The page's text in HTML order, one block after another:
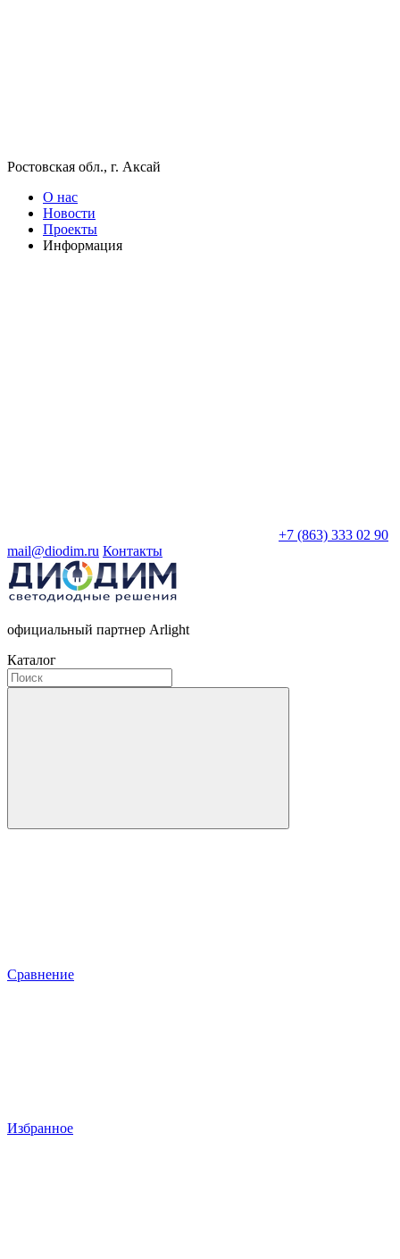
Ростовская обл., г. Аксай
О нас
Новости
Проекты
Информация
+7 (863) 333 02 90
mail@diodim.ru Контакты
официальный партнер Arlight
Каталог
Сравнение
Избранное